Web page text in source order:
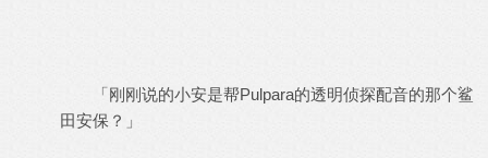
「刚刚说的小安是帮Pulpara的透明侦探配音的那个鲨
田安保？」